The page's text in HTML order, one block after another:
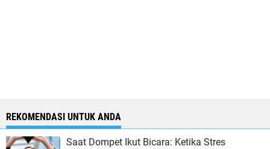
REKOMENDASI UNTUK ANDA
Saat Dompet Ikut Bicara: Ketika Stres